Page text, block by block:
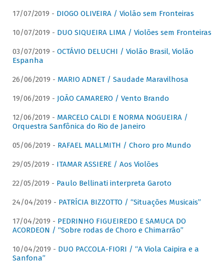
17/07/2019 - DIOGO OLIVEIRA / Violão sem Fronteiras
10/07/2019 - DUO SIQUEIRA LIMA / Violões sem Fronteiras
03/07/2019 - OCTÁVIO DELUCHI / Violão Brasil, Violão
Espanha
26/06/2019 - MARIO ADNET / Saudade Maravilhosa
19/06/2019 - JOÃO CAMARERO / Vento Brando
12/06/2019 - MARCELO CALDI E NORMA NOGUEIRA /
Orquestra Sanfônica do Rio de Janeiro
05/06/2019 - RAFAEL MALLMITH / Choro pro Mundo
29/05/2019 - ITAMAR ASSIERE / Aos Violões
22/05/2019 - Paulo Bellinati interpreta Garoto
24/04/2019 - PATRÍCIA BIZZOTTO / “Situações Musicais”
17/04/2019 - PEDRINHO FIGUEIREDO E SAMUCA DO
ACORDEON / “Sobre rodas de Choro e Chimarrão”
10/04/2019 - DUO PACCOLA-FIORI / “A Viola Caipira e a
Sanfona”